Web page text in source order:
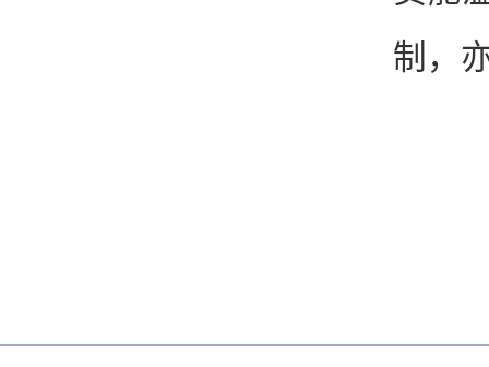
制，